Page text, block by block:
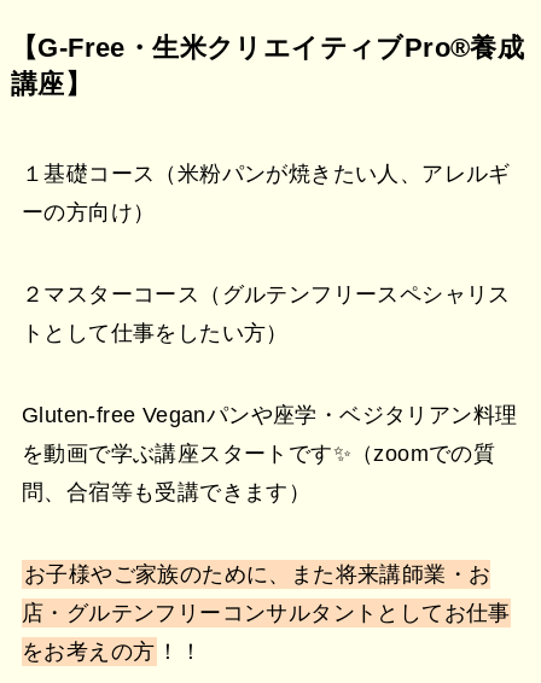
【G-Free・生米クリエイティブPro®︎養成
講座】
１基礎コース（米粉パンが焼きたい人、アレルギ
ーの方向け）
２マスターコース（グルテンフリースペシャリス
トとして仕事をしたい方）
Gluten-free Veganパンや座学・ベジタリアン料理
を動画で学ぶ講座スタートです✨（zoomでの質
問、合宿等も受講できます）
お子様やご家族のために、また将来講師業・お
店・グルテンフリーコンサルタントとしてお仕事
をお考えの方 ！！